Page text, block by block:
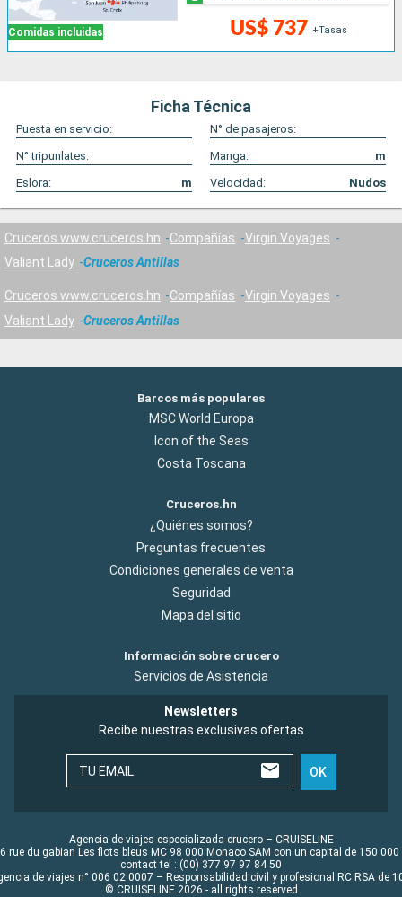
Comidas incluidas US$ 737 +Tasas
Ficha Técnica
Puesta en servicio:
N° de pasajeros:
N° tripunlates:
Manga:
m
Eslora:
m Velocidad: Nudos
Cruceros www.cruceros.hn Compañías
Virgin Voyages
Valiant Lady
Cruceros Antillas
Cruceros www.cruceros.hn Compañías
Virgin Voyages
Valiant Lady
Cruceros Antillas
Barcos más populares
MSC World Europa
Icon of the Seas
Costa Toscana
Cruceros.hn
¿Quiénes somos?
Preguntas frecuentes
Condiciones generales de venta
Seguridad
Mapa del sitio
Información sobre crucero
Servicios de Asistencia
Newsletters
Recibe nuestras exclusivas ofertas
TU EMAIL OK
Agencia de viajes especializada crucero – CRUISELINE
rue du gabian Les flots bleus MC 98 000 Monaco SAM con un capital de 150 000
contact tel : (00) 377 97 97 84 50
de viajes n° 006 02 0007 – Responsabilidad civil y profesional RC RSA de
© CRUISELINE 2026 - all rights reserved